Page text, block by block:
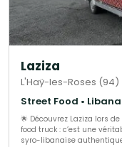
Laziza
L'Haÿ-les-Roses (94)
Street Food •
🌟 Découvrez Laziza lors de nos
food truck : c’est une
syro-libanaise